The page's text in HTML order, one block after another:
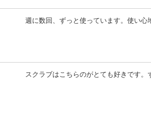
週に数回、ずっと使っています。使い心
スクラブはこちらのがとても好きです。